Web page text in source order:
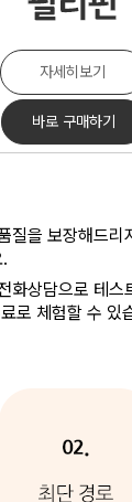
자세히보기
바로 구매하기
질을 보장해드리
화상담으로 테스
로 체험할 수 있